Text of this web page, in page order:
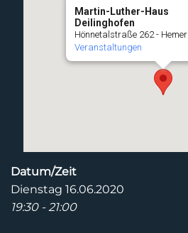
Martin-Luther-Haus
Deilinghofen
Hönnetalstraße 262 - Hemer
Veranstaltungen
Datum/Zeit
Dienstag 16.06.2020
19:30 - 21:00